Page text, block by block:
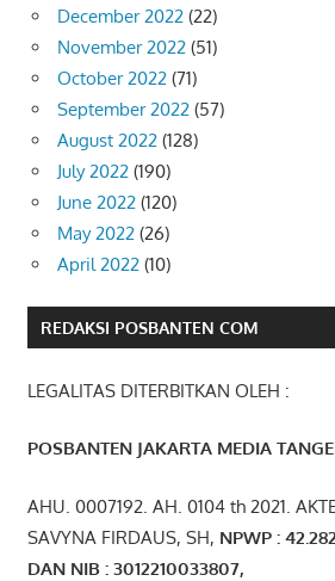
December 2022 (22)
November 2022 (51)
October 2022 (71)
September 2022 (57)
August 2022 (128)
July 2022 (190)
June 2022 (120)
May 2022 (26)
April 2022 (10)
REDAKSI POSBANTEN COM
LEGALITAS DITERBITKAN OLEH :
POSBANTEN JAKARTA MEDIA
AHU. 0007192. AH. 0104 th 2021.
SAVYNA FIRDAUS, SH, NPWP : 42.282
DAN NIB :3012210033807,